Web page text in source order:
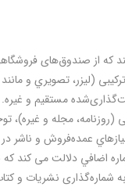
که از صندوق‌های
(لیزر، تصویري و مانند
مستقیم و غیره.
(روزنامه، مجله و
نيازهاي عمده‌فروش و
اضافي دلالت می كند
شماره‌گذاری نشريات و